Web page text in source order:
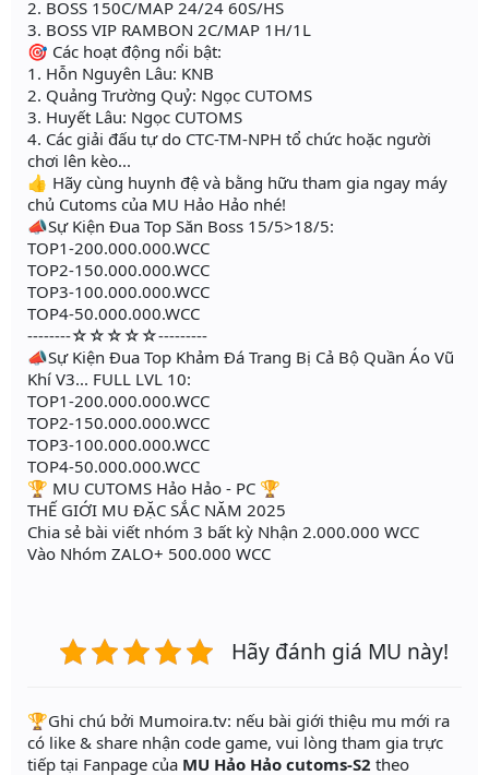
2. BOSS 150C/MAP 24/24 60S/HS
3. BOSS VIP RAMBON 2C/MAP 1H/1L
🎯 Các hoạt động nổi bật:
1. Hỗn Nguyên Lâu: KNB
2. Quảng Trường Quỷ: Ngọc CUTOMS
3. Huyết Lâu: Ngọc CUTOMS
4. Các giải đấu tự do CTC-TM-NPH tổ chức hoặc người
chơi lên kèo...
👍 Hãy cùng huynh đệ và bằng hữu tham gia ngay máy
chủ Cutoms của MU Hảo Hảo nhé!
📣Sự Kiện Đua Top Săn Boss 15/5>18/5:
TOP1-200.000.000.WCC
TOP2-150.000.000.WCC
TOP3-100.000.000.WCC
TOP4-50.000.000.WCC
--------☆☆☆☆☆---------
📣Sự Kiện Đua Top Khảm Đá Trang Bị Cả Bộ Quần Áo Vũ
Khí V3... FULL LVL 10:
TOP1-200.000.000.WCC
TOP2-150.000.000.WCC
TOP3-100.000.000.WCC
TOP4-50.000.000.WCC
🏆 MU CUTOMS Hảo Hảo - PC 🏆
THẾ GIỚI MU ĐẶC SẮC NĂM 2025
Chia sẻ bài viết nhóm 3 bất kỳ Nhận 2.000.000 WCC
Vào Nhóm ZALO+ 500.000 WCC
Hãy đánh giá MU này!
️🏆Ghi chú bởi Mumoira.tv: nếu bài giới thiệu mu mới ra
có like & share nhận code game, vui lòng tham gia trực
tiếp tại Fanpage của MU Hảo Hảo cutoms-S2 theo